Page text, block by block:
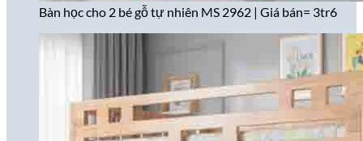
Bàn học cho 2 bé gỗ tự nhiên MS 2962 | Giá bán= 3tr6